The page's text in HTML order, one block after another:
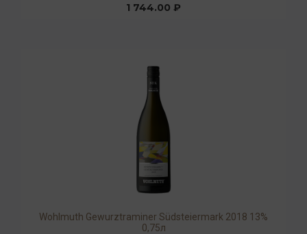
1 744.00 ₽
Wohlmuth Gewurztraminer Südsteiermark 2018 13%
0,75л